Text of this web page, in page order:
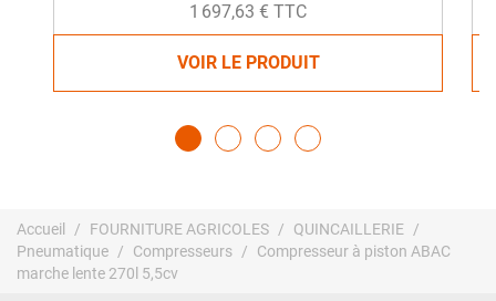
1 697,63 € TTC
VOIR LE PRODUIT
Accueil FOURNITURE AGRICOLES
QUINCAILLERIE
Pneumatique
Compresseurs
Compresseur à piston ABAC
marche lente 270l 5,5cv